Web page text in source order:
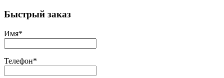
Быстрый заказ
Имя*
Телефон*